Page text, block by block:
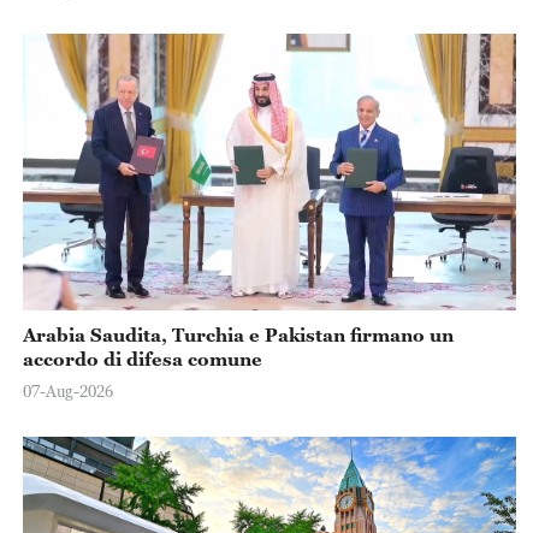
Arabia Saudita, Turchia e Pakistan firmano un
accordo di difesa comune
07-Aug-2026